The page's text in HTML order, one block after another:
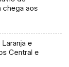
chega aos
e
Central e